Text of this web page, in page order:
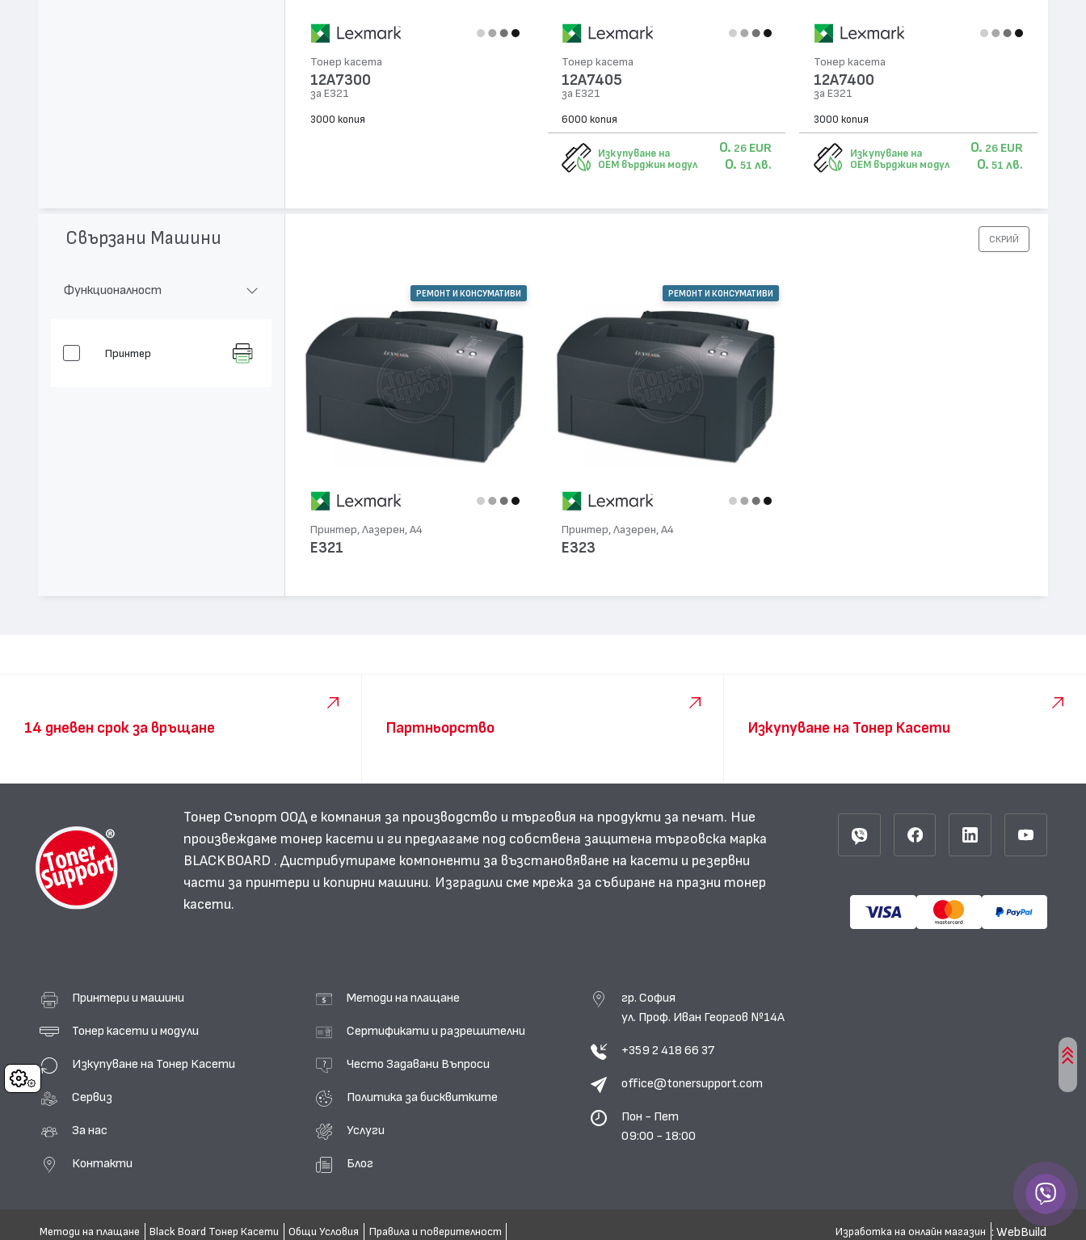
Cookies
Тонер касета
12A7300
за E321
3000 копия
Тонер касета
12A7405
за E321
6000 копия
Изкупуване на
OEM върджин модул
0. 26 EUR
0. 51 лв.
Тонер касета
12A7400
за E321
3000 копия
Изкупуване на
OEM върджин модул
0. 26 EUR
0. 51 лв.
Свързани Машини СКРИЙ
Функционалност
Принтер
РЕМОНТ И КОНСУМАТИВИ
Принтер, Лазерен, А4
E321
РЕМОНТ И КОНСУМАТИВИ
Принтер, Лазерен, А4
E323
14 дневен срок за връщане Партньорство Изкупуване на Тонер Касети
Тонер Съпорт ООД е компания за производство и търговия на продукти за печат. Ние
произвеждаме тонер касети и ги предлагаме под собствена защитена търговска марка
BLACKBOARD . Дистрибутираме компоненти за възстановяване на касети и резервни
части за принтери и копирни машини. Изградили сме мрежа за събиране на празни тонер
касети.
Принтери и машини
Тонер касети и модули
Изкупуване на Тонер Касети
Сервиз
За нас
Контакти
Методи на плащане
Сертификати и разрешителни
Често Задавани Въпроси
Политика за бисквитките
Услуги
Блог
гр. София
ул. Проф. Иван Георгов №14А
+359 2 418 66 37
office@tonersupport.com
Пон - Пет
09:00 - 18:00
Методи на плащане Black Board Тонер Касети Общи Условия Правила и поверителност Изработка на онлайн магазин : WebBuild